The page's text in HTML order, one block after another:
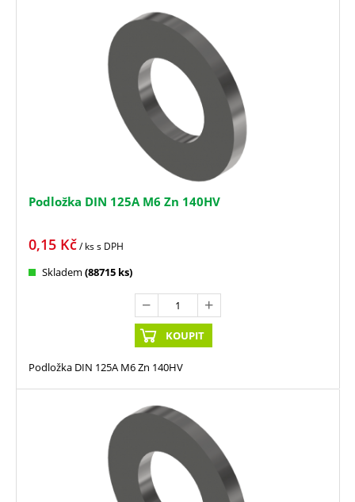
Podložka DIN 125A M6 Zn 140HV
0,15 Kč/ kss DPH
Skladem (88715 ks)
KOUPIT
Podložka DIN 125A M6 Zn 140HV